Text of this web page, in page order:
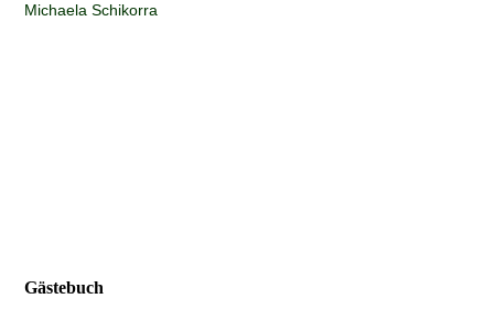
Michaela Schikorra
Gästebuch